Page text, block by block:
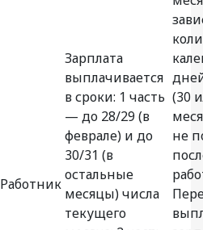
Работник
Зарплата
выплачивается
в сроки: 1 часть
— до 28/29 (в
феврале) и до
30/31 (в
остальные
месяцы) числа
текущего
(30
не